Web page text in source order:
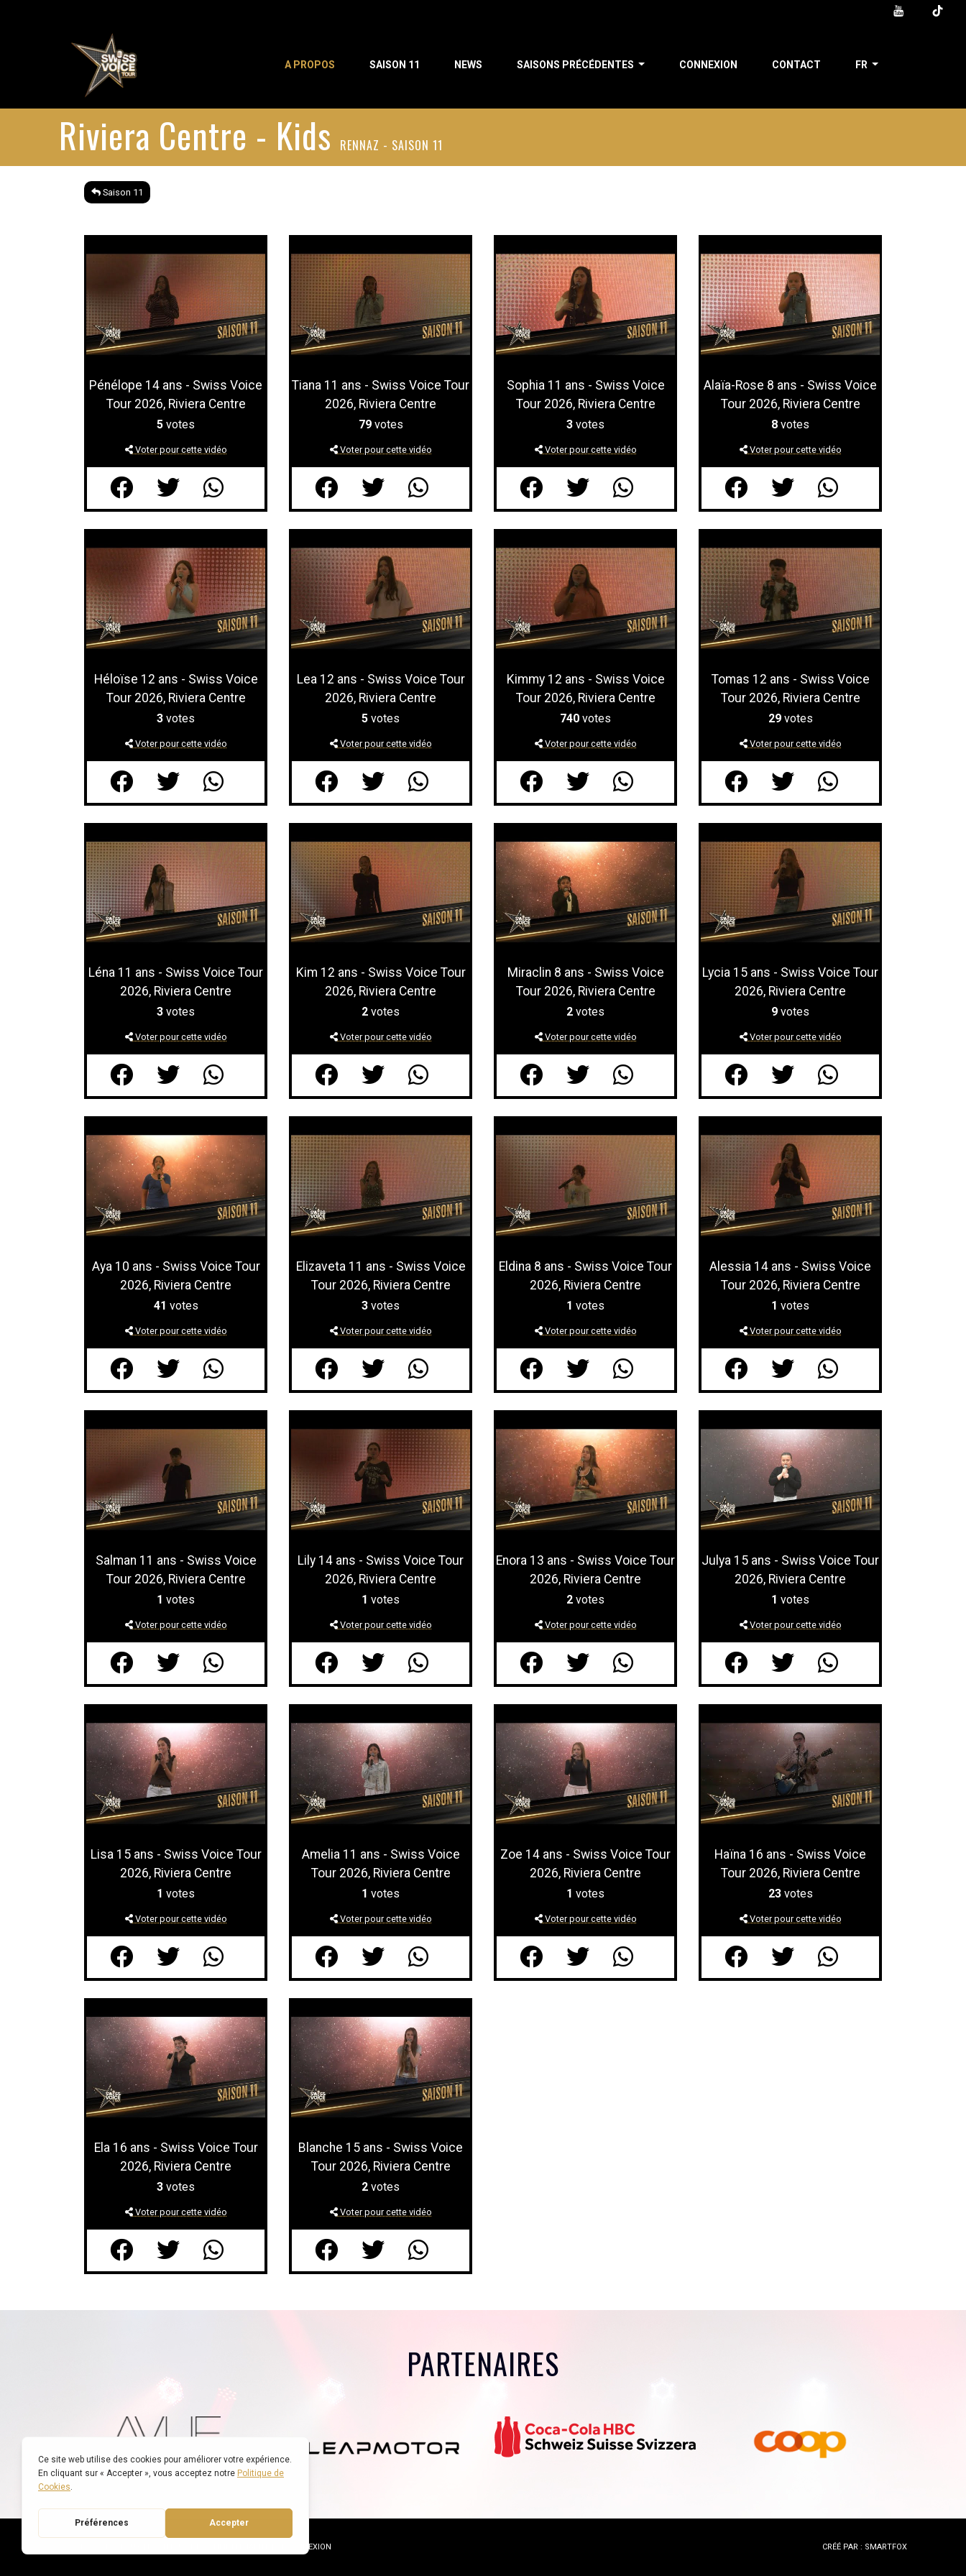
A PROPOS SAISON 11 NEWS SAISONS PRÉCÉDENTES CONNEXION CONTACT FR
Riviera Centre - Kids RENNAZ - SAISON 11
Saison 11
Pénélope 14 ans - Swiss Voice
Tour 2026, Riviera Centre
5 votes
Voter pour cette vidéo
Tiana 11 ans - Swiss Voice Tour
2026, Riviera Centre
79 votes
Voter pour cette vidéo
Sophia 11 ans - Swiss Voice
Tour 2026, Riviera Centre
3 votes
Voter pour cette vidéo
Alaïa-Rose 8 ans - Swiss Voice
Tour 2026, Riviera Centre
8 votes
Voter pour cette vidéo
Héloïse 12 ans - Swiss Voice
Tour 2026, Riviera Centre
3 votes
Voter pour cette vidéo
Lea 12 ans - Swiss Voice Tour
2026, Riviera Centre
5 votes
Voter pour cette vidéo
Kimmy 12 ans - Swiss Voice
Tour 2026, Riviera Centre
740 votes
Voter pour cette vidéo
Tomas 12 ans - Swiss Voice
Tour 2026, Riviera Centre
29 votes
Voter pour cette vidéo
Léna 11 ans - Swiss Voice Tour
2026, Riviera Centre
3 votes
Voter pour cette vidéo
Kim 12 ans - Swiss Voice Tour
2026, Riviera Centre
2 votes
Voter pour cette vidéo
Miraclin 8 ans - Swiss Voice
Tour 2026, Riviera Centre
2 votes
Voter pour cette vidéo
Lycia 15 ans - Swiss Voice Tour
2026, Riviera Centre
9 votes
Voter pour cette vidéo
Aya 10 ans - Swiss Voice Tour
2026, Riviera Centre
41 votes
Voter pour cette vidéo
Elizaveta 11 ans - Swiss Voice
Tour 2026, Riviera Centre
3 votes
Voter pour cette vidéo
Eldina 8 ans - Swiss Voice Tour
2026, Riviera Centre
1 votes
Voter pour cette vidéo
Alessia 14 ans - Swiss Voice
Tour 2026, Riviera Centre
1 votes
Voter pour cette vidéo
Salman 11 ans - Swiss Voice
Tour 2026, Riviera Centre
1 votes
Voter pour cette vidéo
Lily 14 ans - Swiss Voice Tour
2026, Riviera Centre
1 votes
Voter pour cette vidéo
Enora 13 ans - Swiss Voice Tour
2026, Riviera Centre
2 votes
Voter pour cette vidéo
Julya 15 ans - Swiss Voice Tour
2026, Riviera Centre
1 votes
Voter pour cette vidéo
Lisa 15 ans - Swiss Voice Tour
2026, Riviera Centre
1 votes
Voter pour cette vidéo
Amelia 11 ans - Swiss Voice
Tour 2026, Riviera Centre
1 votes
Voter pour cette vidéo
Zoe 14 ans - Swiss Voice Tour
2026, Riviera Centre
1 votes
Voter pour cette vidéo
Haïna 16 ans - Swiss Voice
Tour 2026, Riviera Centre
23 votes
Voter pour cette vidéo
Ela 16 ans - Swiss Voice Tour
2026, Riviera Centre
3 votes
Voter pour cette vidéo
Blanche 15 ans - Swiss Voice
Tour 2026, Riviera Centre
2 votes
Voter pour cette vidéo
PARTENAIRES
DECONNEXION CRÉÉ PAR : SMARTFOX